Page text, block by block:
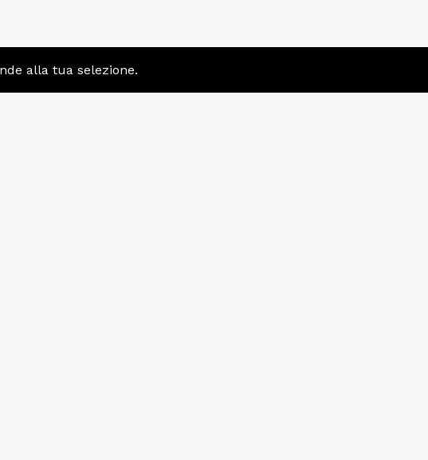
alla tua selezione.